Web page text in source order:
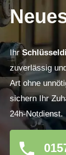
Ihr
zuverlässig
Art ohne
sichern Ihr
24h-Notdienst.